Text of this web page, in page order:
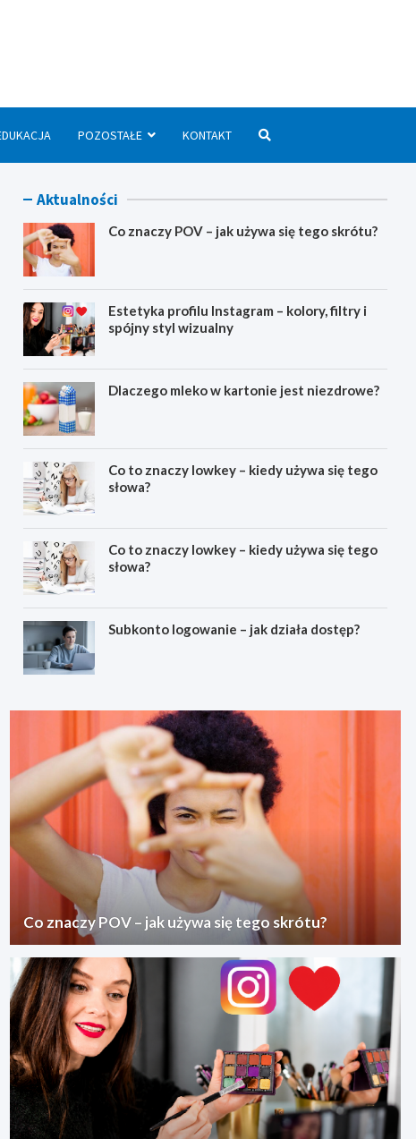
POZOSTAŁE KONTAKT
Aktualności
Co znaczy POV – jak używa się tego skrótu?
Estetyka profilu Instagram – kolory, filtry i
spójny styl wizualny
Dlaczego mleko w kartonie jest niezdrowe?
Co to znaczy lowkey – kiedy używa się tego
słowa?
Co to znaczy lowkey – kiedy używa się tego
słowa?
Subkonto logowanie – jak działa dostęp?
Co znaczy POV – jak używa się tego skrótu?